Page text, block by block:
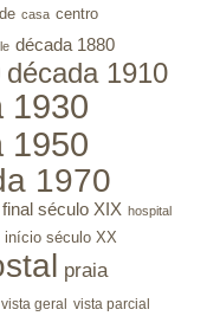
casa centro
década 1880
década 1910
1930
1950
1970
final século XIX hospital
início século XX
praia
vista geral vista parcial